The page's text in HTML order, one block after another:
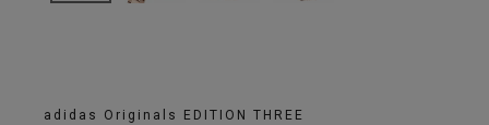
adidas Originals EDITION THREE